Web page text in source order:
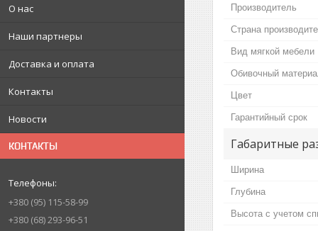
О нас
Наши партнеры
Доставка и оплата
Контакты
Новости
КОНТАКТЫ
+380 95 115-58-99
+380 68 293-96-51
Производитель
Страна
Вид мягкой мебели
Обивочный
Цвет
Гарантийный срок
Габаритные
Ширина
Глубина
Высота с учетом